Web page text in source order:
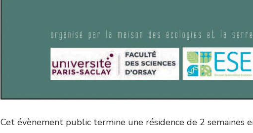
Cet évènement public termine une résidence de 2 semaines